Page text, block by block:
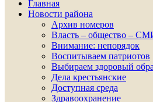
Главная
Новости района
Архив номеров
Власть – общество –
Внимание: непорядок
Воспитываем патриотов
Выбираем здоровый
Дела крестьянские
Доступная среда
Здравоохранение